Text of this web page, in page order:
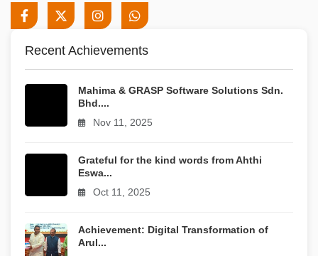
Recent Achievements
Mahima & GRASP Software Solutions Sdn.
Bhd....
Nov 11, 2025
Grateful for the kind words from Ahthi
Eswa...
Oct 11, 2025
Achievement: Digital Transformation of
Arul...